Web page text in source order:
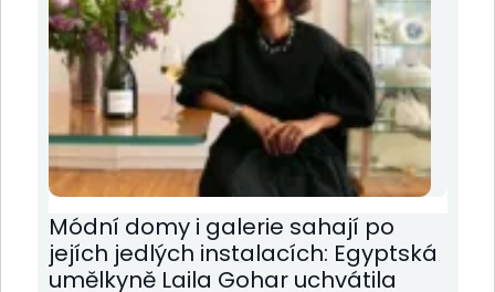
Módní domy i galerie sahají po
jejích jedlých instalacích: Egyptská
umělkyně Laila Gohar uchvátila